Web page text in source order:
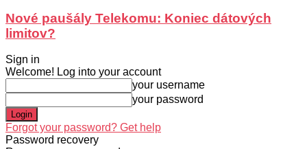
Nové paušály Telekomu: Koniec dátových
limitov?
Sign in
Welcome! Log into your account
your username
your password
Forgot your password? Get help
Password recovery